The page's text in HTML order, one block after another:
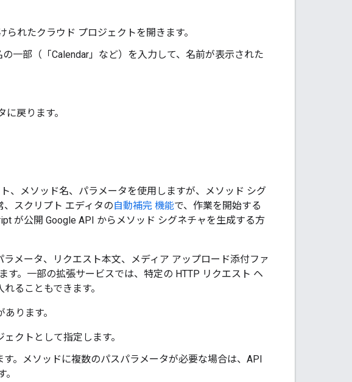
られたクラウド プロジェクトを開きます。
一部（「Calendar」など）を入力して、名前が表示された
戻ります。
、メソッド名、パラメータを使用しますが、メソッド シグ
、スクリプト エディタの自動補完 機能で、作業を開始する
が公開 Google API からメソッド シグネチャを生成する方
メータ、リクエスト本文、メディア アップロード添付ファ
す。一部の拡張サービスでは、特定の HTTP リクエスト ヘ
ることもできます。
ります。
クトとして指定します。
。メソッドに複数のパスパラメータが必要な場合は、API